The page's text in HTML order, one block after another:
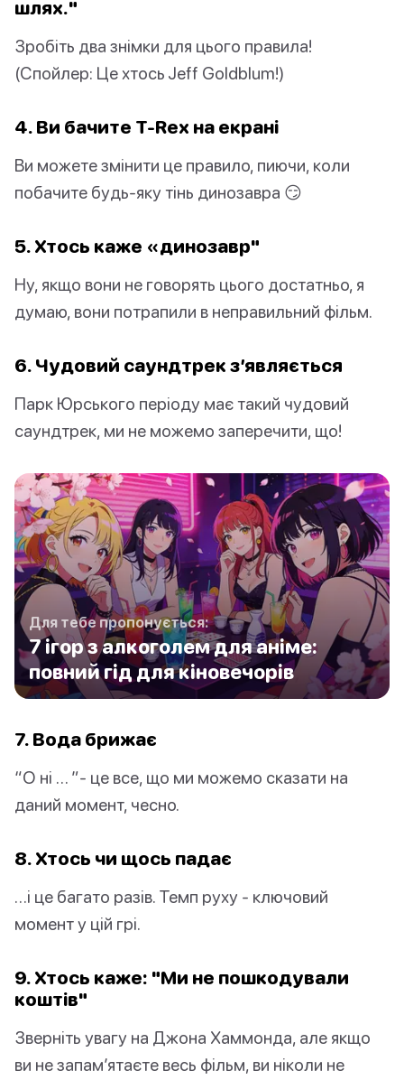
шлях."
Зробіть два знімки для цього правила!
(Спойлер: Це хтось Jeff Goldblum!)
4. Ви бачите T-Rex на екрані
Ви можете змінити це правило, пиючи, коли
побачите будь-яку тінь динозавра 😏
5. Хтось каже «динозавр"
Ну, якщо вони не говорять цього достатньо, я
думаю, вони потрапили в неправильний фільм.
6. Чудовий саундтрек з’являється
Парк Юрського періоду має такий чудовий
саундтрек, ми не можемо заперечити, що!
Для тебе пропонується:
7 ігор з алкоголем для аніме:
повний гід для кіновечорів
7. Вода брижає
“О ні … ”- це все, що ми можемо сказати на
даний момент, чесно.
8. Хтось чи щось падає
…і це багато разів. Темп руху - ключовий
момент у цій грі.
9. Хтось каже: "Ми не пошкодували
коштів"
Зверніть увагу на Джона Хаммонда, але якщо
ви не запам’ятаєте весь фільм, ви ніколи не